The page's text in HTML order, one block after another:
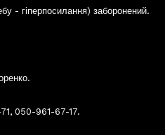
- гіперпосилання) заборонений.
050-961-67-17.